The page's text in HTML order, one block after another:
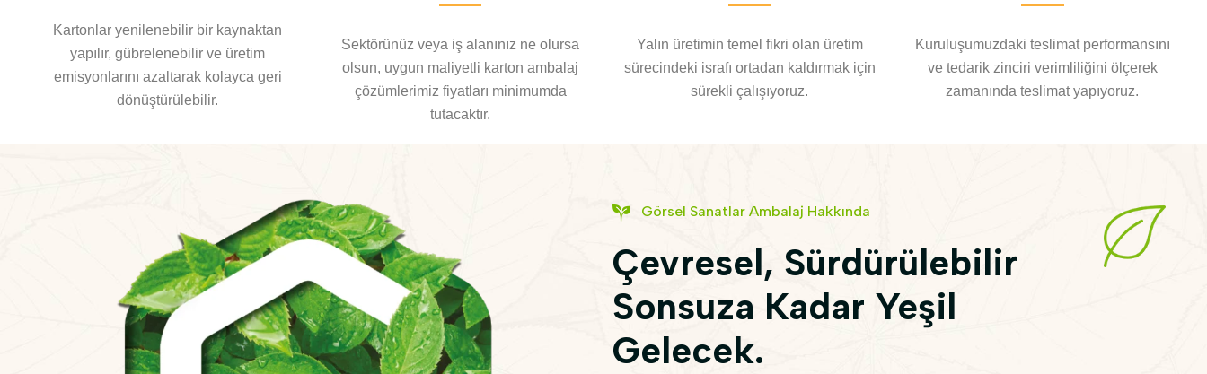
Kartonlar yenilenebilir bir kaynaktan
yapılır, gübrelenebilir ve üretim
emisyonlarını azaltarak kolayca geri
dönüştürülebilir.
Sektörünüz veya iş alanınız ne olursa
olsun, uygun maliyetli karton ambalaj
çözümlerimiz fiyatları minimumda
tutacaktır.
Yalın üretimin temel fikri olan üretim
sürecindeki israfı ortadan kaldırmak için
sürekli çalışıyoruz.
Kuruluşumuzdaki teslimat performansını
ve tedarik zinciri verimliliğini ölçerek
zamanında teslimat yapıyoruz.
Görsel Sanatlar Ambalaj Hakkında
Çevresel, Sürdürülebilir
Sonsuza Kadar Yeşil
Gelecek.